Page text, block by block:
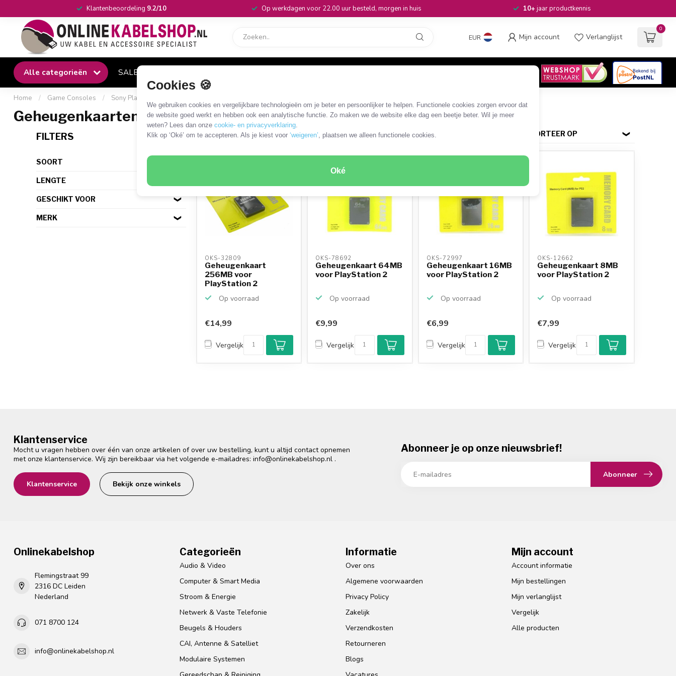
Cookies 🍪
We gebruiken cookies en vergelijkbare technologieën om je beter en persoonlijker te helpen. Functionele cookies zorgen ervoor dat
de website goed werkt en hebben ook een analytische functie. Zo maken we de website elke dag een beetje beter. Wil je meer
weten? Lees dan onze cookie- en privacyverklaring.
Klik op ‘Oké’ om te accepteren. Als je kiest voor ‘weigeren’, plaatsen we alleen functionele cookies.
Oké
Klantenbeoordeling 9.2/10 Op werkdagen voor 22.00 uur besteld, morgen in huis 10+jaar productkennis
EUR Mijn account Verlanglijst
0
Alle categorieën SALE
Home / Game Consoles / Sony PlayStation
Geheugenkaarten
FILTERS
SOORT
LENGTE
GESCHIKT VOOR
MERK
4 PRODUCTEN SORTEER OP
OKS-32809
Geheugenkaart
256MB voor
PlayStation 2
Op voorraad
€14,99
Vergelijk
OKS-78692
Geheugenkaart 64MB
voor PlayStation 2
Op voorraad
€9,99
Vergelijk
OKS-72997
Geheugenkaart 16MB
voor PlayStation 2
Op voorraad
€6,99
Vergelijk
OKS-12662
Geheugenkaart 8MB
voor PlayStation 2
Op voorraad
€7,99
Vergelijk
Klantenservice
Mocht u vragen hebben over één van onze artikelen of over uw bestelling, kunt u altijd contact opnemen
met onze klantenservice. Wij zijn bereikbaar via het volgende e-mailadres: info@onlinekabelshop.nl .
Klantenservice Bekijk onze winkels
Abonneer je op onze nieuwsbrief!
Abonneer
Onlinekabelshop
Flemingstraat 99
2316 DC Leiden
Nederland
071 8700 124
info@onlinekabelshop.nl
Categorieën
Audio & Video
Computer & Smart Media
Stroom & Energie
Netwerk & Vaste Telefonie
Beugels & Houders
CAI, Antenne & Satelliet
Modulaire Systemen
Informatie
Over ons
Algemene voorwaarden
Privacy Policy
Zakelijk
Verzendkosten
Retourneren
Blogs
Mijn account
Account informatie
Mijn bestellingen
Mijn verlanglijst
Vergelijk
Alle producten